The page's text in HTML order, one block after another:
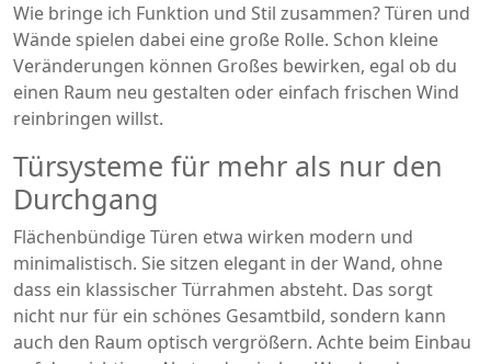
Wie bringe ich Funktion und Stil zusammen? Türen und
Wände spielen dabei eine große Rolle. Schon kleine
Veränderungen können Großes bewirken, egal ob du
einen Raum neu gestalten oder einfach frischen Wind
reinbringen willst.
Türsysteme für mehr als nur den
Durchgang
Flächenbündige Türen etwa wirken modern und
minimalistisch. Sie sitzen elegant in der Wand, ohne
dass ein klassischer Türrahmen absteht. Das sorgt
nicht nur für ein schönes Gesamtbild, sondern kann
auch den Raum optisch vergrößern. Achte beim Einbau